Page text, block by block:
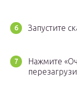
Запустите
Нажмите